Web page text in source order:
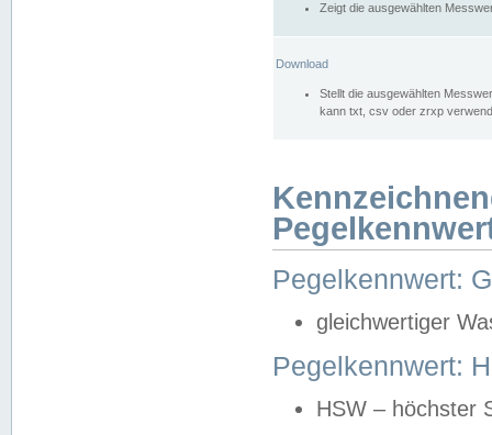
Zeigt die ausgewählten
Download
Stellt die ausgewählten
kann txt, csv oder zrxp
Pegelkennwert:
gleichwertiger
Pegelkennwert:
HSW – höchster